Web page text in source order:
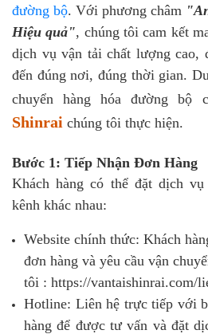
đường bộ. Với phương châm
Hiệu quả", chúng tôi cam kết
dịch vụ vận tải chất lượng cao,
đến đúng nơi, đúng thời gian.
chuyển hàng hóa đường bộ
Shinrai chúng tôi thực hiện.
Bước 1: Tiếp Nhận Đơn Hàng
Khách hàng có thể đặt dịch
kênh khác nhau:
Website chính thức: Khách
đơn hàng và yêu cầu vận
tôi : https://vantaishinrai.com/
Hotline: Liên hệ trực tiếp với
hàng để được tư vấn và đặt